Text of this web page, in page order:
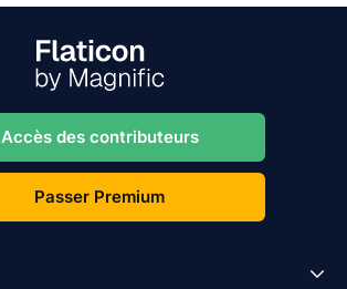
Accès des contributeurs
Passer Premium